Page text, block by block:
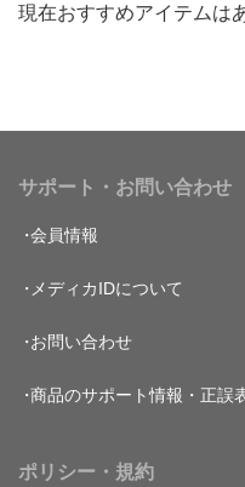
現在おすすめアイテムは
サポート・お問い合わせ
会員情報
メディカIDについて
お問い合わせ
商品のサポート情報・正誤
ポリシー・規約